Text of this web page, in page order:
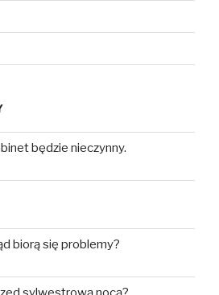
będzie nieczynny.
biorą się problemy?